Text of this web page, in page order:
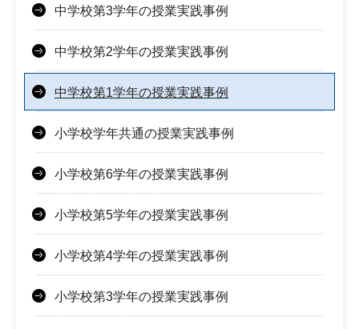
中学校第3学年の授業実践事例
中学校第2学年の授業実践事例
中学校第1学年の授業実践事例
小学校学年共通の授業実践事例
小学校第6学年の授業実践事例
小学校第5学年の授業実践事例
小学校第4学年の授業実践事例
小学校第3学年の授業実践事例